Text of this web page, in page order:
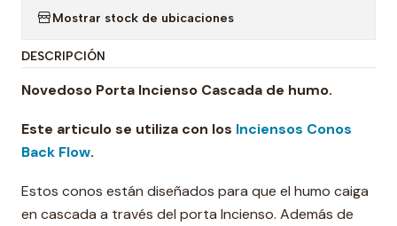
Mostrar stock de ubicaciones
DESCRIPCIÓN
Novedoso Porta Incienso Cascada de humo.
Este articulo se utiliza con los Inciensos Conos
Back Flow.
Estos conos están diseñados para que el humo caiga
en cascada a través del porta Incienso. Además de